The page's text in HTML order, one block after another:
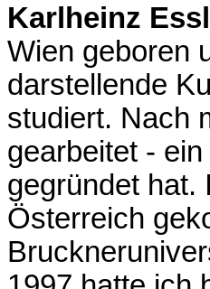
Karlheinz
Wien geboren
darstellende
studiert. Nach
gearbeitet -
gegründet hat.
Österreich